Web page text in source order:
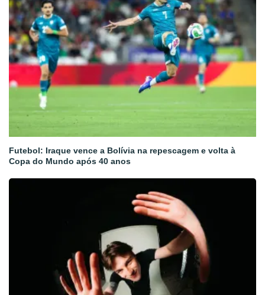
Futebol: Iraque vence a Bolívia na repescagem e volta à
Copa do Mundo após 40 anos